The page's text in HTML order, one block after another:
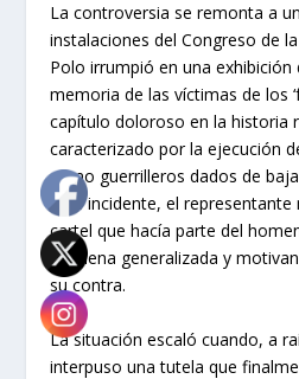
La controversia se remonta a
instalaciones del Congreso de
Polo irrumpió en una
memoria de las víctimas de los
capítulo doloroso en la historia
caracterizado por la ejecución
como guerrilleros dados de
este incidente, el
cartel que hacía parte del
condena generalizada y
su contra.
La situación escaló cuando, a
interpuso una tutela que